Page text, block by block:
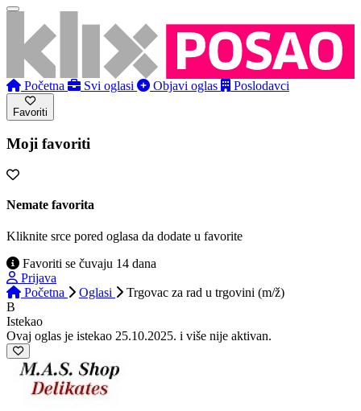
Početna Svi oglasi Objavi oglas Poslodavci
Favoriti
Moji favoriti
Nemate favorita
Kliknite srce pored oglasa da dodate u favorite
Favoriti se čuvaju 14 dana
Prijava
Početna
Oglasi
Trgovac za rad u trgovini (m/ž)
B
Istekao
Ovaj oglas je istekao 25.10.2025. i više nije aktivan.